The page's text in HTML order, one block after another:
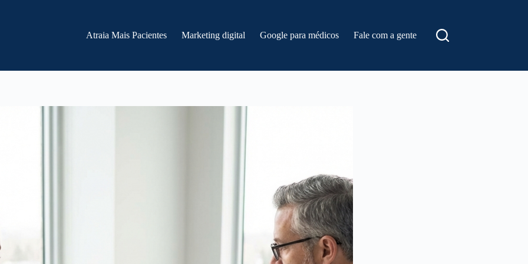
Atraia Mais Pacientes Marketing digital Google para médicos Fale com a gente